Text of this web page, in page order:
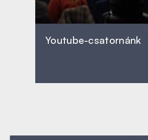
Youtube-csatornánk